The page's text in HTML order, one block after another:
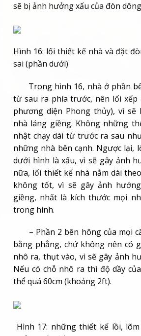
sẽ bị ảnh hưởng xấu của đòn
Hình 16: lối thiết kế nhà và đặt
sai (phần dưới)
Trong hình 16, nhà ở phần
từ sau ra phía trước, nên lối
phương diện Phong thủy), vì
nhà láng giềng. Không những
nhật chạy dài từ trước ra sau
những nhà bên cạnh. Ngược lại,
dưới hình là xấu, vì sẽ gây ảnh
nữa, lối thiết kế nhà nằm dài
không tốt, vì sẽ gây ảnh
giềng, nhất là kích thước mọi
trong hình.
– Phần 2 bên hông của mọi
bằng phẳng, chứ không nên có
nhô ra, thụt vào, vì sẽ gây ảnh
Nếu có chỗ nhô ra thì độ dầy
thể quá 60cm (khoảng 2ft).
Hình 17: những thiết kế lồi,